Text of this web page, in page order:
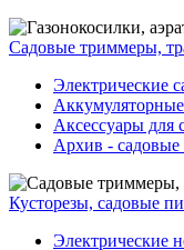
Садовые триммеры,
Электрические
Аксессуары для
Архив -
Кусторезы, садовые
Электрические